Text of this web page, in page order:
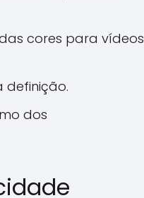
cores para vídeos
definição.
dos